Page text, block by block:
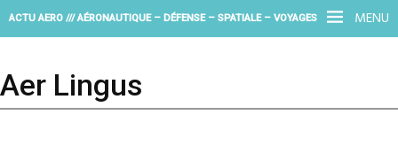
MENU
ACTU AERO /// AÉRONAUTIQUE – DÉFENSE – SPATIALE – VOYAGES
Aer Lingus